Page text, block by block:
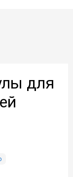
для